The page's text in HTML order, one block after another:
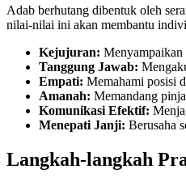
Adab berhutang dibentuk oleh
nilai-nilai ini akan membantu
Kejujuran: Menyampaikan
Tanggung Jawab:
Empati: Memahami posisi
Amanah: Memandang
Komunikasi Efektif:
Menepati Janji: Berusaha
Langkah-langkah